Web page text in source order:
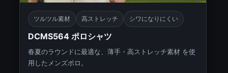
ツルツル素材 高ストレッチ シワになりにくい
DCMS564 ポロシャツ
春夏のラウンドに最適な、薄手・高ストレッチ素材 を使
用したメンズポロ。